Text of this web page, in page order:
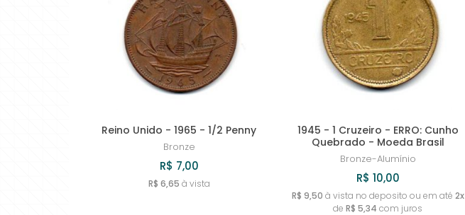
Reino Unido - 1965 - 1/2 Penny
Bronze
R$ 7,00
R$ 6,65 à vista
1945 - 1 Cruzeiro - ERRO: Cunho
Quebrado - Moeda Brasil
Bronze-Alumínio
R$ 10,00
R$ 9,50 à vista no deposito ou em até 2x
de R$ 5,34 com juros